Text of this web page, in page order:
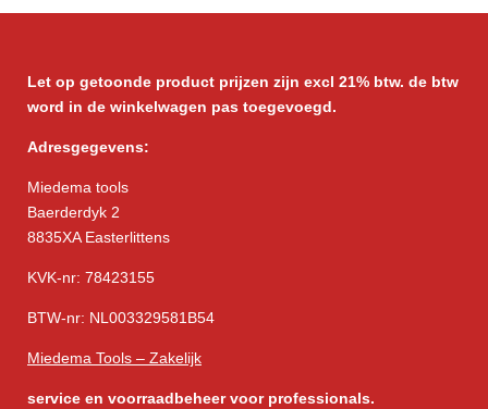
Let op getoonde product prijzen zijn excl 21% btw. de btw
word in de winkelwagen pas toegevoegd.
Adresgegevens:
Miedema tools
Baerderdyk 2
8835XA Easterlittens
KVK-nr: 78423155
BTW-nr: NL003329581B54
Miedema Tools – Zakelijk
service en voorraadbeheer voor professionals.